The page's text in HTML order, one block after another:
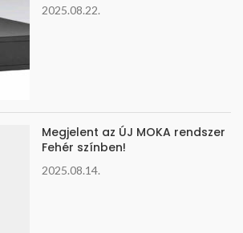
2025.08.22.
Megjelent az ÚJ MOKA rendszer
Fehér színben!
2025.08.14.